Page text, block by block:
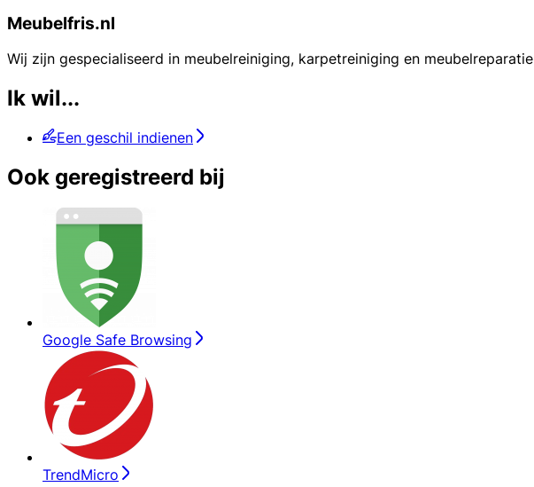
Meubelfris.nl
Wij zijn gespecialiseerd in meubelreiniging, karpetreiniging en meubelreparatie
Ik wil...
Een geschil indienen
Ook geregistreerd bij
Google Safe Browsing
TrendMicro